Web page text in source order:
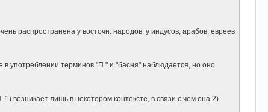
распространена у восточн. народов, у индусов, арабов, евреев
употреблении терминов "П." и "басня" наблюдается, но оно
возникает лишь в некотором контексте, в связи с чем она 2)